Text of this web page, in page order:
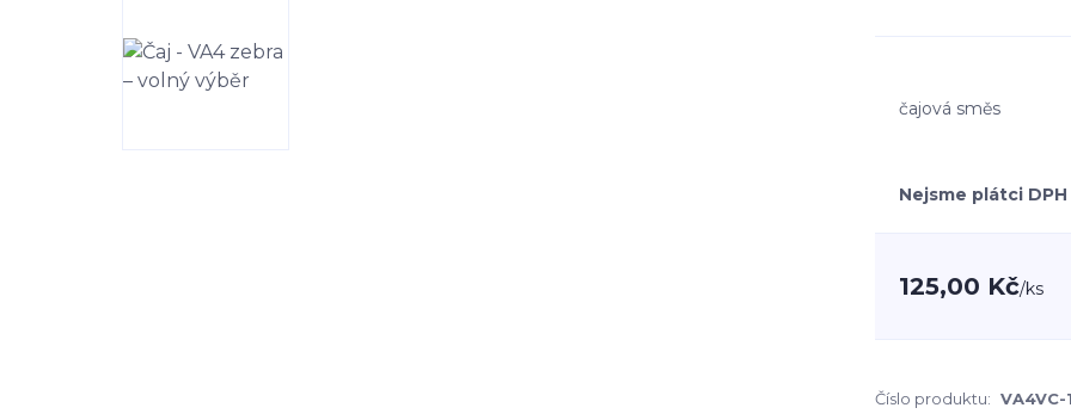
čajová směs
Nejsme plátci DPH
125,00 Kč/ks
Číslo produktu: VA4VC-